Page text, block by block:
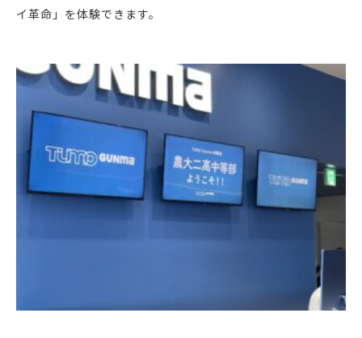
イ革命」を体験できます。